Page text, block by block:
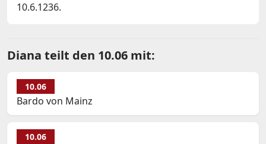
10.6.1236.
Diana teilt den 10.06 mit:
10.06
Bardo von Mainz
10.06